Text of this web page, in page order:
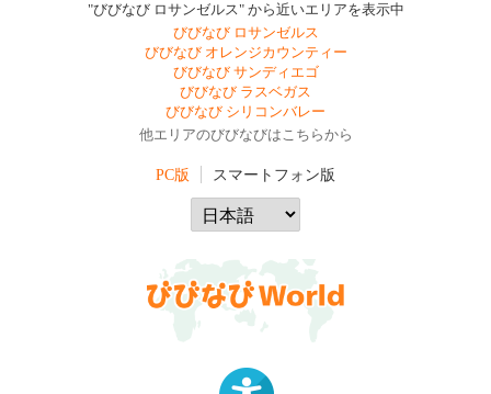
"びびなび ロサンゼルス" から近いエリアを表示中
びびなび ロサンゼルス
びびなび オレンジカウンティー
びびなび サンディエゴ
びびなび ラスベガス
びびなび シリコンバレー
他エリアのびびなびはこちらから
PC版 スマートフォン版